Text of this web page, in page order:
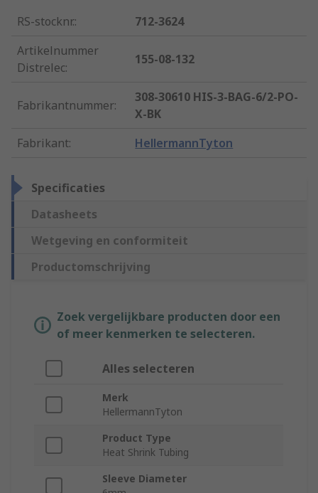
RS-stocknr.:
712-3624
Artikelnummer
Distrelec:
155-08-132
Fabrikantnummer:
308-30610 HIS-3-BAG-6/2-PO-
X-BK
Fabrikant: HellermannTyton
Specificaties
Datasheets
Wetgeving en conformiteit
Productomschrijving
Zoek vergelijkbare producten door een
of meer kenmerken te selecteren.
Alles selecteren
Merk
HellermannTyton
Product Type
Heat Shrink Tubing
Sleeve Diameter